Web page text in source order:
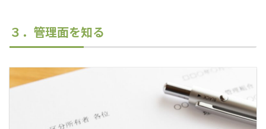
３．管理面を知る